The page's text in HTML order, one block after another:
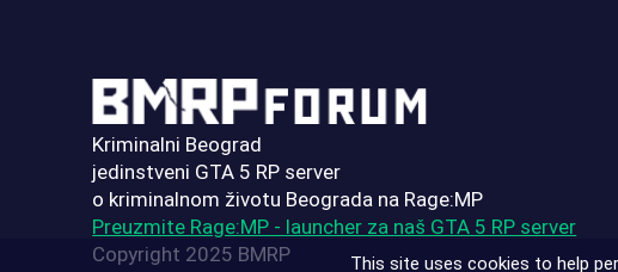
Kriminalni Beograd
jedinstveni GTA 5 RP server
o kriminalnom životu Beograda na Rage:MP
Preuzmite Rage:MP - launcher za naš GTA 5 RP server
Copyright 2025 BMRP
This site uses cookies to help